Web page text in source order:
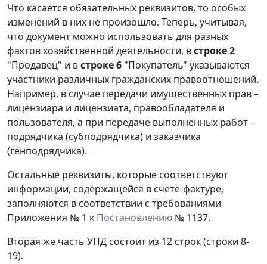
Что касается обязательных реквизитов, то особых
изменений в них не произошло. Теперь, учитывая,
что документ можно использовать для разных
фактов хозяйственной деятельности, встроке 2
"Продавец" и встроке 6 "Покупатель" указываются
участники различных гражданских правоотношений.
Например, в случае передачи имущественных прав –
лицензиара и лицензиата, правообладателя и
пользователя, а при передаче выполненных работ –
подрядчика (субподрядчика) и заказчика
(генподрядчика).
Остальные реквизиты, которые соответствуют
информации, содержащейся в счете-фактуре,
заполняются в соответствии с требованиями
Приложения № 1 к Постановлению № 1137.
Вторая же часть УПД состоит из 12 строк (строки 8-
19).